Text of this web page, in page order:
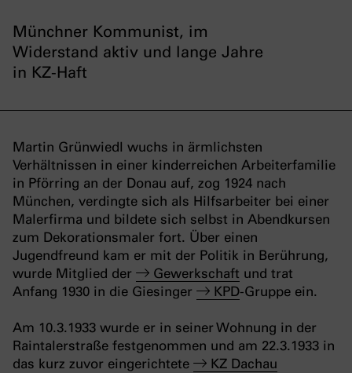
Münchner Kommunist, im
Widerstand aktiv und lange Jahre
in KZ-Haft
Martin Grünwiedl wuchs in ärmlichsten
Verhältnissen in einer kinderreichen Arbeiterfamilie
in Pförring an der Donau auf, zog 1924 nach
München, verdingte sich als Hilfsarbeiter bei einer
Malerfirma und bildete sich selbst in Abendkursen
zum Dekorationsmaler fort. Über einen
Jugendfreund kam er mit der Politik in Berührung,
wurde Mitglied der
Gewerkschaft und trat
Anfang 1930 in die Giesinger
KPD-Gruppe ein.
Am 10.3.1933 wurde er in seiner Wohnung in der
Raintalerstraße festgenommen und am 22.3.1933 in
das kurz zuvor eingerichtete
KZ Dachau